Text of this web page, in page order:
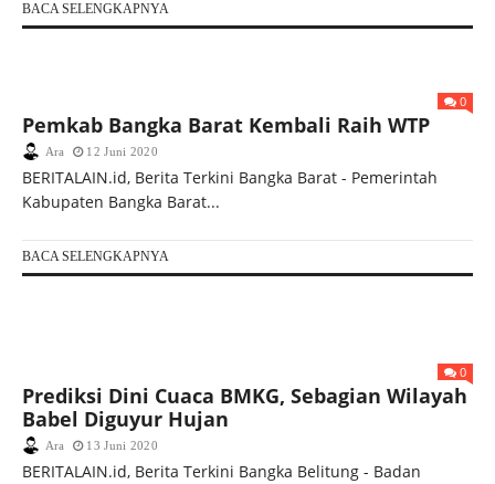
BACA SELENGKAPNYA
0
Pemkab Bangka Barat Kembali Raih WTP
Ara 12 Juni 2020
BERITALAIN.id, Berita Terkini Bangka Barat - Pemerintah
Kabupaten Bangka Barat...
BACA SELENGKAPNYA
0
Prediksi Dini Cuaca BMKG, Sebagian Wilayah
Babel Diguyur Hujan
Ara 13 Juni 2020
BERITALAIN.id, Berita Terkini Bangka Belitung - Badan